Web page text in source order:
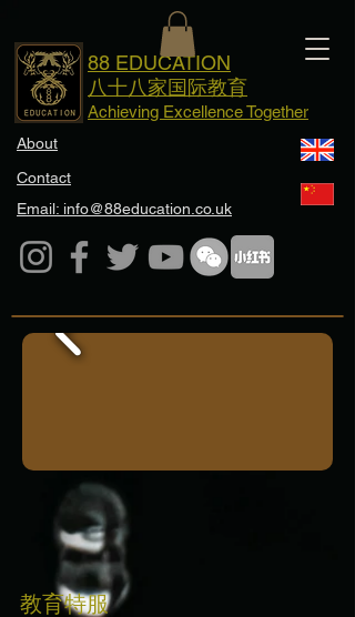
88 EDUCATION
八十八家国际教育
Achieving Excellence Together
About
Email: info@88education.co.uk
Contact
教育特服